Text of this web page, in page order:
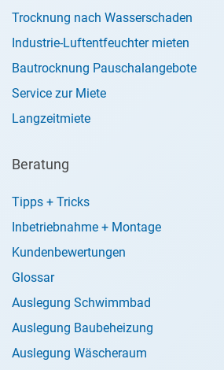
Trocknung nach Wasserschaden
Industrie-Luftentfeuchter mieten
Bautrocknung Pauschalangebote
Service zur Miete
Langzeitmiete
Beratung
Tipps + Tricks
Inbetriebnahme + Montage
Kundenbewertungen
Glossar
Auslegung Schwimmbad
Auslegung Baubeheizung
Auslegung Wäscheraum